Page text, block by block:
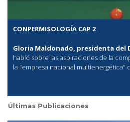
CONPERMISOLOGÍA CAP 2
Gloria Maldonado, presidenta del
habló sobre las aspiraciones de la
la "empresa nacional multienergética"
Últimas Publicaciones